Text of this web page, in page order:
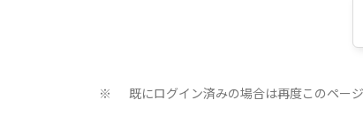
※ 既にログイン済みの場合は再度このページ